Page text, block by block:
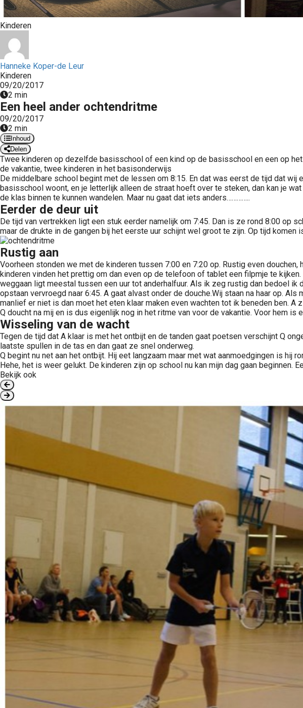
Kinderen
Hanneke Koper-de Leur
Kinderen
09/20/2017
2 min
Een heel ander ochtendritme
09/20/2017
2 min
Inhoud
Delen
Twee kinderen op dezelfde basisschool of een kind op de basisschool en een op
de vakantie, twee kinderen in het basisonderwijs
De middelbare school begint met de lessen om 8:15. En dat was eerst de tijd dat wij
basisschool woont, en je letterlijk alleen de straat hoeft over te steken, dan kan je
de klas binnen te kunnen wandelen. Maar nu gaat dat iets anders…………..
Eerder de deur uit
De tijd van vertrekken ligt een stuk eerder namelijk om 7:45. Dan is ze rond 8:00 op
maar de drukte in de gangen bij het eerste uur schijnt wel groot te zijn. Op tijd komen
Rustig aan
Voorheen stonden we met de kinderen tussen 7:00 en 7:20 op. Rustig even
kinderen vinden het prettig om dan even op de telefoon of tablet een filpmje te
weggaan ligt meestal tussen een uur tot anderhalfuur. Als ik zeg rustig dan bedoel
opstaan vervroegd naar 6:45. A gaat alvast onder de douche.Wij staan na haar op.
manlief er niet is dan moet het eten klaar maken even wachten tot ik beneden ben. A
Q doucht na mij en is dus eigenlijk nog in het ritme van voor de vakantie. Voor hem is
Wisseling van de wacht
Tegen de tijd dat A klaar is met het ontbijt en de tanden gaat poetsen verschijnt Q
laatste spullen in de tas en dan gaat ze snel onderweg.
Q begint nu net aan het ontbijt. Hij eet langzaam maar met wat aanmoedgingen is hij
Hehe, het is weer gelukt. De kinderen zijn op school nu kan mijn dag gaan beginnen.
Bekijk ook